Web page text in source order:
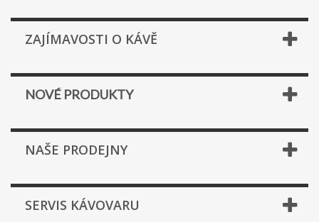
ZAJÍMAVOSTI O KÁVĚ
NOVÉ PRODUKTY
NAŠE PRODEJNY
SERVIS KÁVOVARU